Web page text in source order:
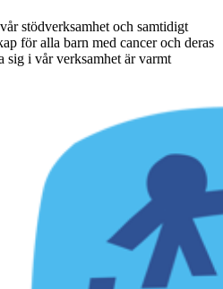
stödverksamhet och samtidigt
för alla barn med cancer och deras
sig i vår verksamhet är varmt